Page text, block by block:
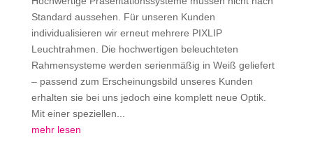
Standard aussehen. Für unseren Kunden
individualisieren wir erneut mehrere PIXLIP
Leuchtrahmen. Die hochwertigen beleuchteten
Rahmensysteme werden serienmäßig in Weiß geliefert
– passend zum Erscheinungsbild unseres Kunden
erhalten sie bei uns jedoch eine komplett neue Optik.
Mit einer speziellen...
mehr lesen